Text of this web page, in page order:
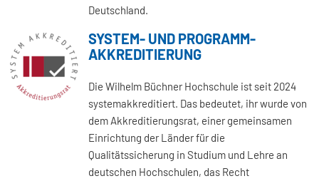
Deutschland.
SYSTEM- UND PROGRAMM-
AKKREDITIERUNG
Die Wilhelm Büchner Hochschule ist seit 2024
systemakkreditiert. Das bedeutet, ihr wurde von
dem Akkreditierungsrat, einer gemeinsamen
Einrichtung der Länder für die
Qualitätssicherung in Studium und Lehre an
deutschen Hochschulen, das Recht